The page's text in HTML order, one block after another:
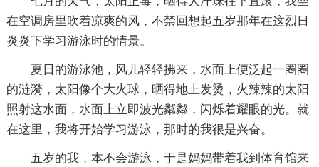
在空调房里吹着凉爽的风，不禁回想起五岁那年在这烈日
炎炎下学习游泳时的情景。
夏日的游泳池，风儿轻轻拂来，水面上便泛起一圈圈
的涟漪，太阳像个大火球，晒得地上发烫，火辣辣的太阳
照射这水面，水面上立即波光粼粼，闪烁着耀眼的光。就
在这里，我将开始学习游泳，那时的我很是兴奋。
五岁的我，本不会游泳，于是妈妈带着我到体育馆来